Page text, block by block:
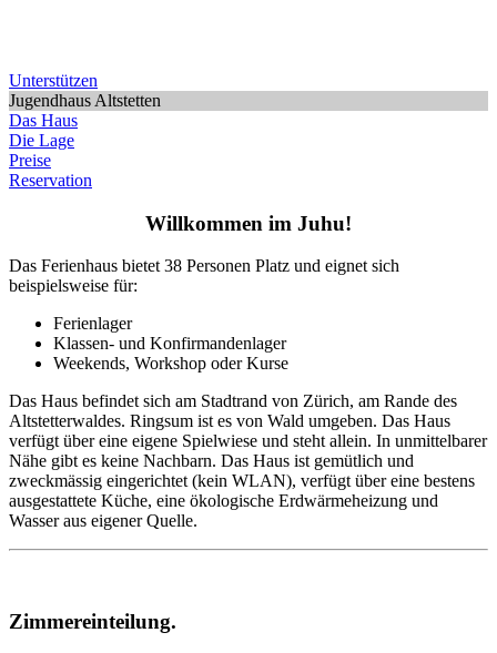
Unterstützen
Jugendhaus Altstetten
Das Haus
Die Lage
Preise
Reservation
Willkommen im Juhu!
Das Ferienhaus bietet 38 Personen Platz und eignet sich
beispielsweise für:
Ferienlager
Klassen- und Konfirmandenlager
Weekends, Workshop oder Kurse
Das Haus befindet sich am Stadtrand von Zürich, am Rande des
Altstetterwaldes. Ringsum ist es von Wald umgeben. Das Haus
verfügt über eine eigene Spielwiese und steht allein. In unmittelbarer
Nähe gibt es keine Nachbarn. Das Haus ist gemütlich und
zweckmässig eingerichtet (kein WLAN), verfügt über eine bestens
ausgestattete Küche, eine ökologische Erdwärmeheizung und
Wasser aus eigener Quelle.
Zimmereinteilung.